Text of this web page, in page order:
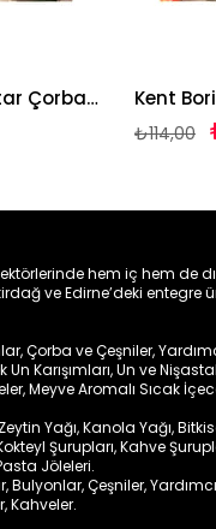
Kent Boringer Kremalı Mantar Çorbası 62g*3 adet
₺114,00
sektörlerinde hem iç hem de
ve Edirne’deki entegre
Çorba ve Çeşniler,
Un Karışımları, Un ve
Meyve Aromalı Sıcak
Yağı, Kanola Yağı,
Şurupları, Kahve
Jöleleri.
Çeşniler,
Kahveler.